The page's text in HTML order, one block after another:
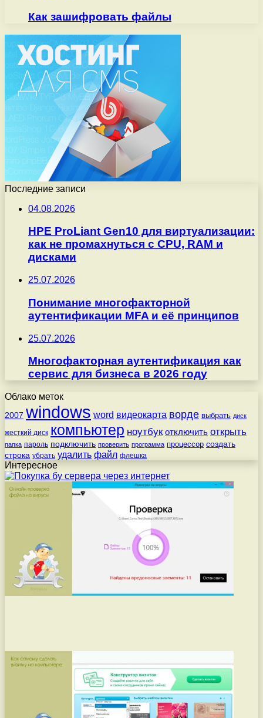
Как зашифровать файлы
Последние записи
04.08.2026
HPE ProLiant Gen10 для виртуализации:
как не промахнуться с CPU, RAM и
дисками
25.07.2026
Понимание многофакторной
аутентификации MFA и её принципов
25.07.2026
Многофакторная аутентификация как
сервис для бизнеса в 2026 году
Облако меток
2007 windows word видеокарта ворде выбрать диск
жесткий диск компьютер ноутбук отключить открыть
папка пароль подключить проверить программа процессор создать
строка убрать удалить файл флешка
Интересное